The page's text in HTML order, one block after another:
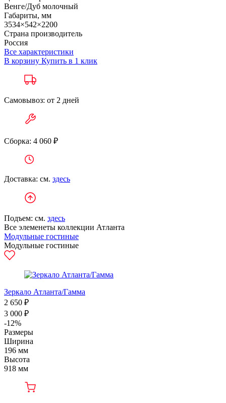
Венге/Дуб молочный
Габариты, мм
3534×542×2200
Страна производитель
Россия
Все характеристики
В корзину Купить в 1 клик
Самовывоз: от 2 дней
Сборка: 4 060 ₽
Доставка: см. здесь
Подъем: см. здесь
Все элеменеты коллекции Атланта
Модульные гостиные
Модульные гостиные
Зеркало Атланта/Гамма
2 650 ₽
3 000 ₽
-12%
Размеры
Ширина
196 мм
Высота
918 мм